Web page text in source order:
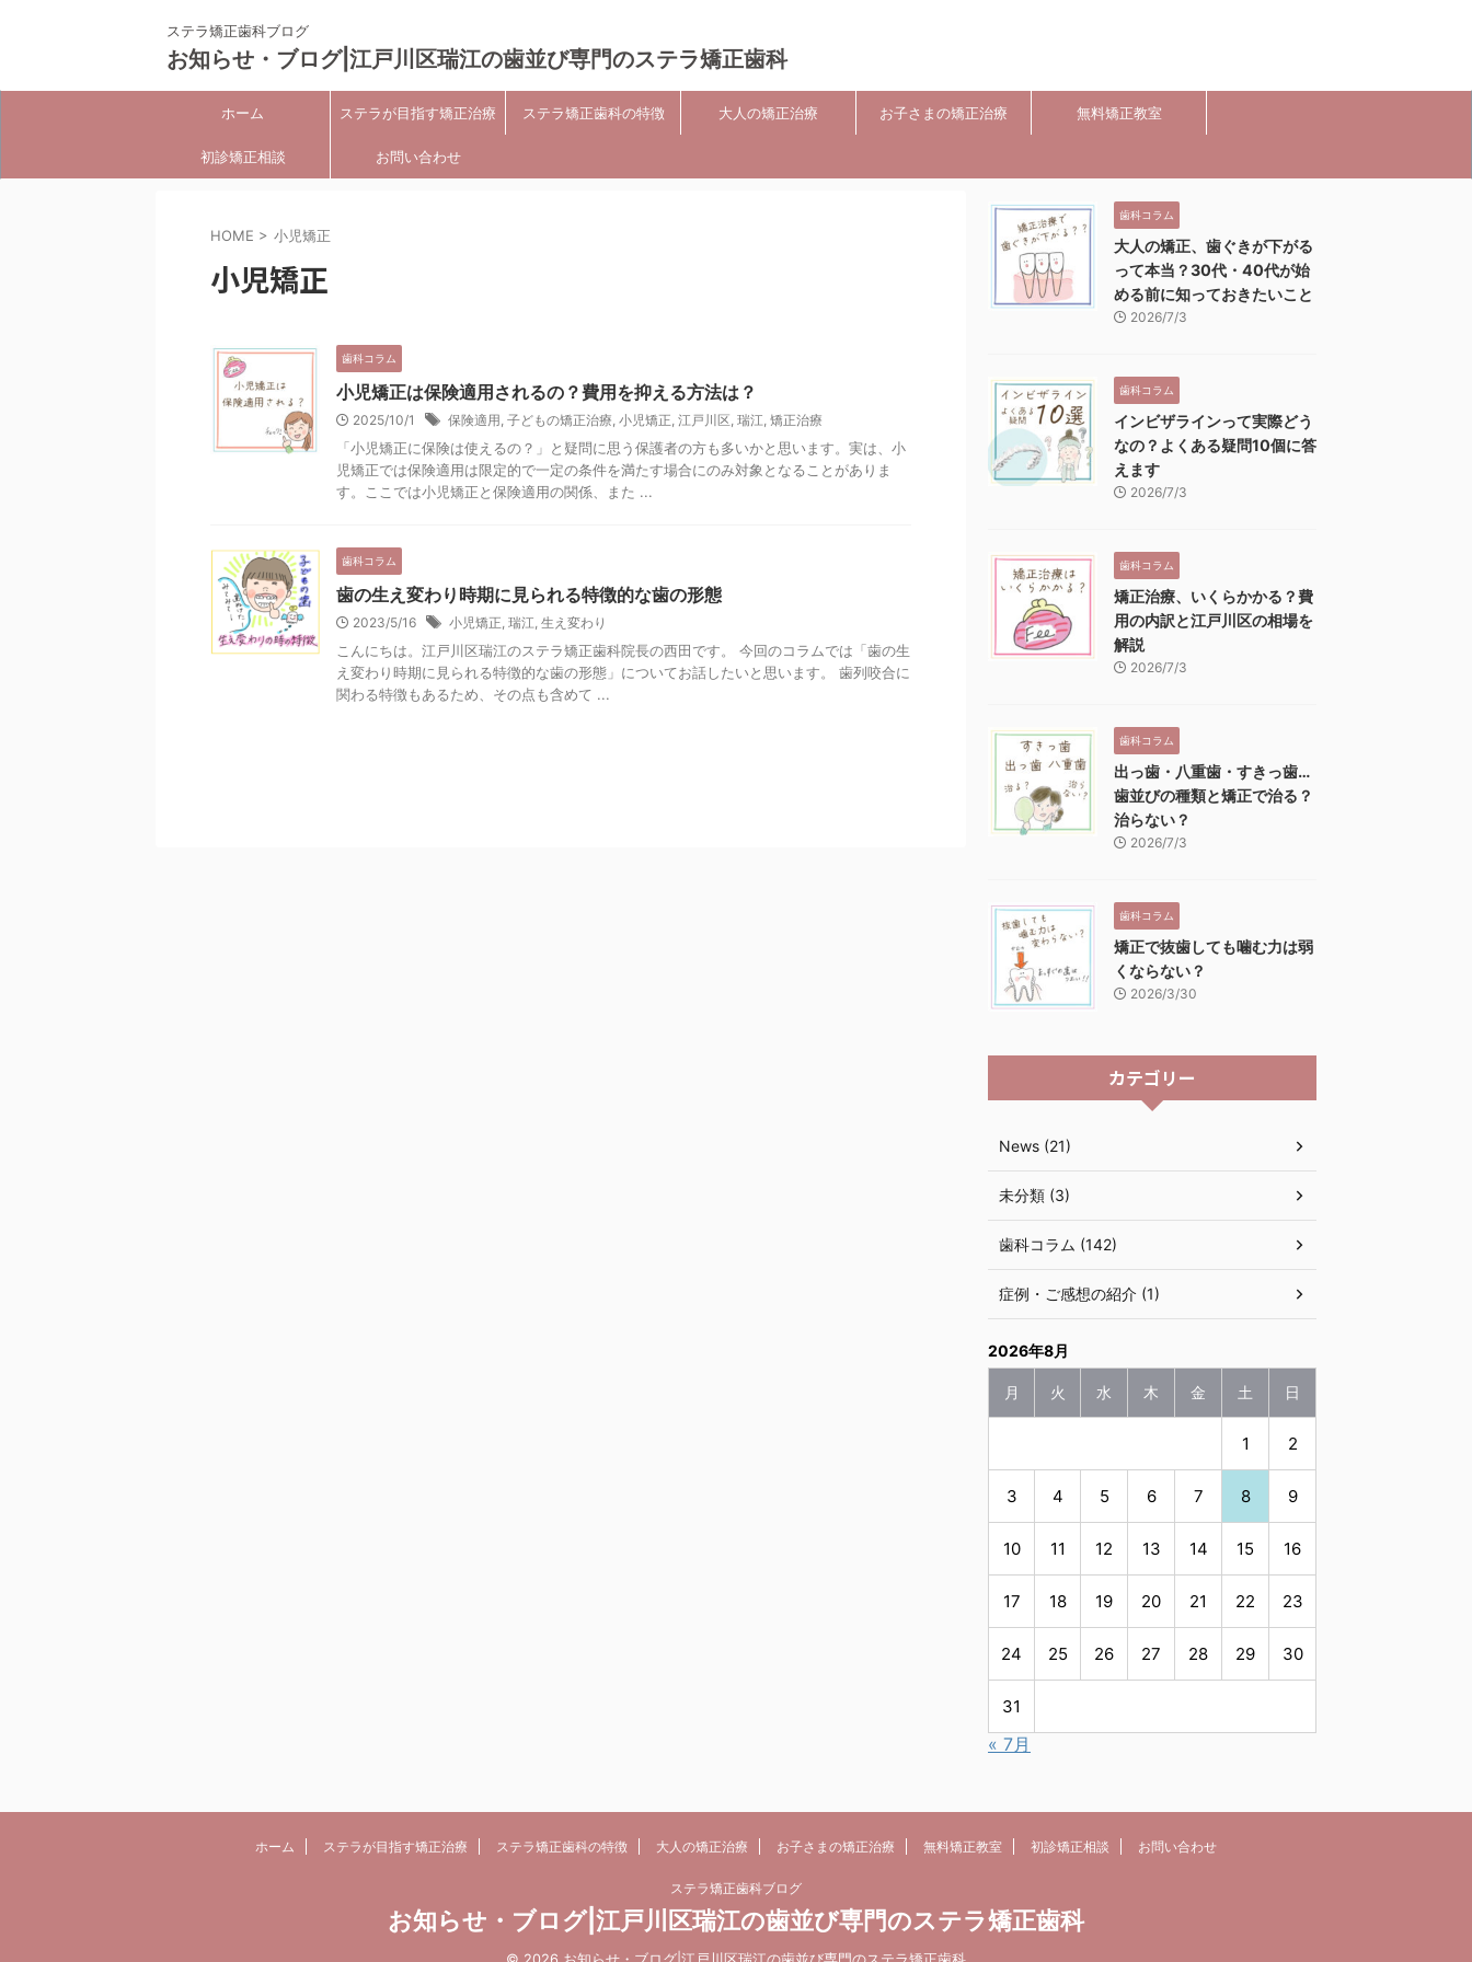
ステラ矯正歯科ブログ
お知らせ・ブログ|江戸川区瑞江の歯並び専門のステラ矯正歯科
ホーム ステラが目指す矯正治療 ステラ矯正歯科の特徴 大人の矯正治療 お子さまの矯正治療 無料矯正教室
初診矯正相談 お問い合わせ
HOME > 小児矯正
小児矯正
歯科コラム
小児矯正は保険適用されるの？費用を抑える方法は？
2025/10/1 保険適用, 子どもの矯正治療, 小児矯正, 江戸川区, 瑞江, 矯正治療
「小児矯正に保険は使えるの？」と疑問に思う保護者の方も多いかと思います。実は、小
児矯正では保険適用は限定的で一定の条件を満たす場合にのみ対象となることがありま
す。ここでは小児矯正と保険適用の関係、また ...
歯科コラム
歯の生え変わり時期に見られる特徴的な歯の形態
2023/5/16 小児矯正, 瑞江, 生え変わり
こんにちは。江戸川区瑞江のステラ矯正歯科院長の西田です。 今回のコラムでは「歯の生
え変わり時期に見られる特徴的な歯の形態」についてお話したいと思います。 歯列咬合に
関わる特徴もあるため、その点も含めて ...
歯科コラム
大人の矯正、歯ぐきが下がる
って本当？30代・40代が始
める前に知っておきたいこと
2026/7/3
歯科コラム
インビザラインって実際どう
なの？よくある疑問10個に答
えます
2026/7/3
歯科コラム
矯正治療、いくらかかる？費
用の内訳と江戸川区の相場を
解説
2026/7/3
歯科コラム
出っ歯・八重歯・すきっ歯…
歯並びの種類と矯正で治る？
治らない？
2026/7/3
歯科コラム
矯正で抜歯しても噛む力は弱
くならない？
2026/3/30
カテゴリー
News (21)
未分類 (3)
歯科コラム (142)
症例・ご感想の紹介 (1)
2026年8月
月 火 水 木 金 土 日
1 2
3 4 5 6 7 8 9
10 11 12 13 14 15 16
17 18 19 20 21 22 23
24 25 26 27 28 29 30
31
« 7月
ホーム ステラが目指す矯正治療 ステラ矯正歯科の特徴 大人の矯正治療 お子さまの矯正治療 無料矯正教室 初診矯正相談 お問い合わせ
ステラ矯正歯科ブログ
お知らせ・ブログ|江戸川区瑞江の歯並び専門のステラ矯正歯科